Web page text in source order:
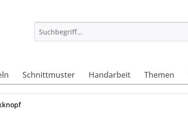
Schnittmuster Handarbeit Themen